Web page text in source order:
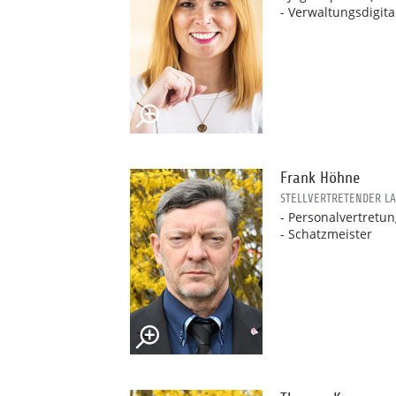
-
Frank Höhne
STELLVERTRETENDER
-
- Schatzmeister